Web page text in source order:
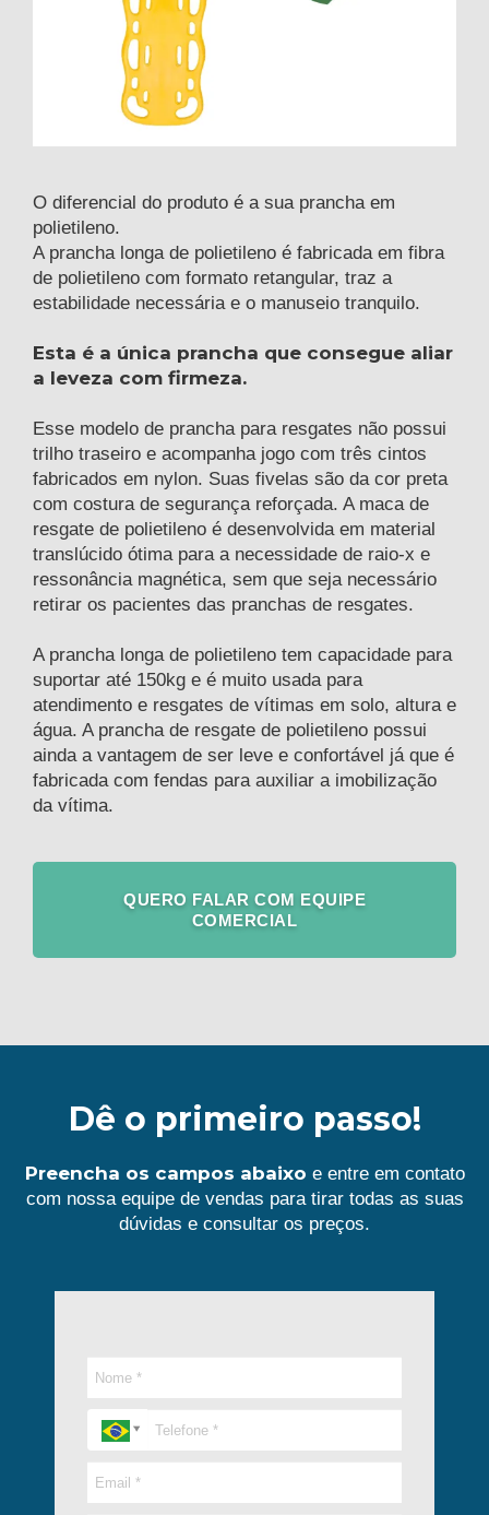
O diferencial do produto é a sua prancha em
polietileno.
A prancha longa de polietileno é fabricada em fibra
de polietileno com formato retangular, traz a
estabilidade necessária e o manuseio tranquilo.
Esta é a única prancha que consegue aliar
a leveza com firmeza.
Esse modelo de prancha para resgates não possui
trilho traseiro e acompanha jogo com três cintos
fabricados em nylon. Suas fivelas são da cor preta
com costura de segurança reforçada. A maca de
resgate de polietileno é desenvolvida em material
translúcido ótima para a necessidade de raio-x e
ressonância magnética, sem que seja necessário
retirar os pacientes das pranchas de resgates.
A prancha longa de polietileno tem capacidade para
suportar até 150kg e é muito usada para
atendimento e resgates de vítimas em solo, altura e
água. A prancha de resgate de polietileno possui
ainda a vantagem de ser leve e confortável já que é
fabricada com fendas para auxiliar a imobilização
da vítima.
QUERO FALAR COM EQUIPE
COMERCIAL
Dê o primeiro passo!
Preencha os campos abaixo e entre em contato
com nossa equipe de vendas para tirar todas as suas
dúvidas e consultar os preços.